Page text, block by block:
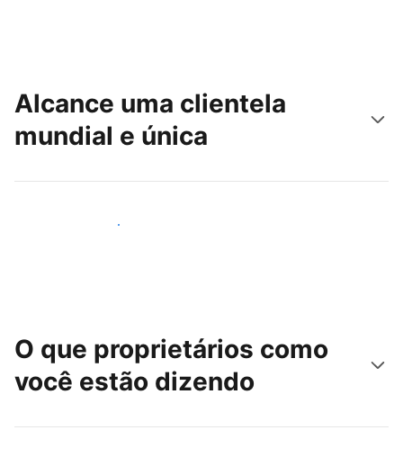
Alcance uma clientela
mundial e única
Alcançar novos hóspedes
O que proprietários como
você estão dizendo